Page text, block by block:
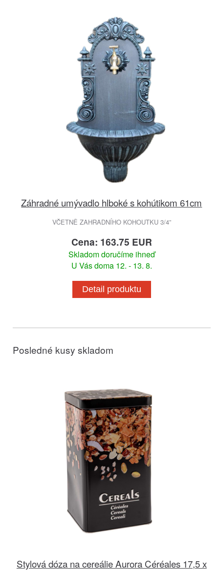
Záhradné umývadlo hlboké s kohútikom 61cm
VČETNĚ ZAHRADNÍHO KOHOUTKU 3/4”
Cena: 163.75 EUR
Skladom doručíme ihneď
U Vás doma 12. - 13. 8.
Detail produktu
Posledné kusy skladom
Stylová dóza na cereálie Aurora Céréales 17,5 x